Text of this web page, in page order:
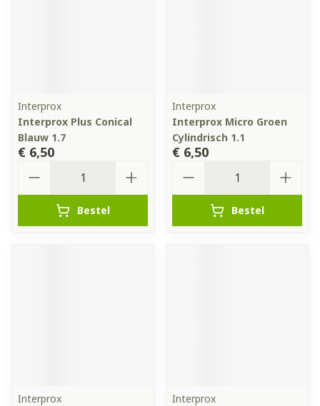
Interprox
Interprox Plus Conical
Blauw 1.7
€ 6,50
Bestel
Interprox
Interprox Micro Groen
Cylindrisch 1.1
€ 6,50
Bestel
Interprox
Interprox